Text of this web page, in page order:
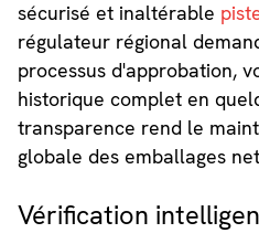
sécurisé et inaltérable
régulateur régional
processus d'approbation,
historique complet en
transparence rend le
globale des emballages
Vérification